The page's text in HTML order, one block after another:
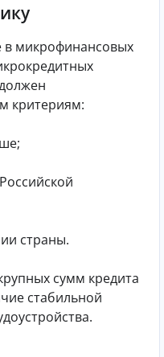
в микрофинансовых
критериям:
страны.
сумм кредита
стабильной